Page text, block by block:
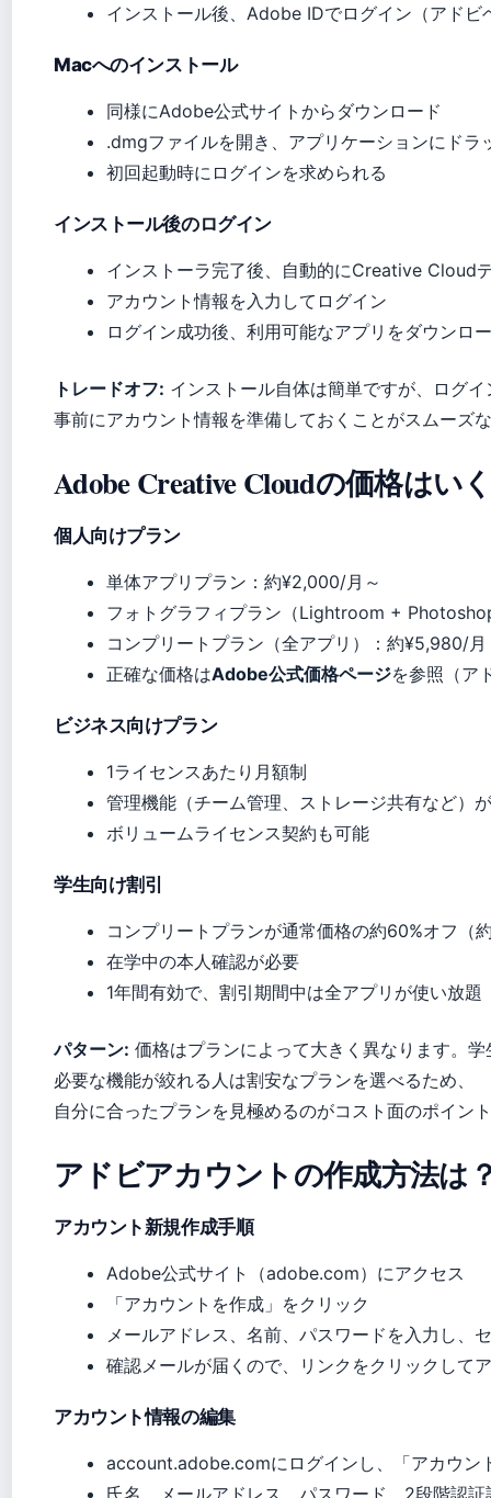
インストール後、Adobe IDでログイン（アドビ
Macへのインストール
同様にAdobe公式サイトからダウンロード
.dmgファイルを開き、アプリケーションにドラ
初回起動時にログインを求められる
インストール後のログイン
インストーラ完了後、自動的にCreative Cloud
アカウント情報を入力してログイン
ログイン成功後、利用可能なアプリをダウンロ
トレードオフ: インストール自体は簡単ですが、ログ
事前にアカウント情報を準備しておくことがスムーズ
Adobe Creative Cloudの価格はい
個人向けプラン
単体アプリプラン：約¥2,000/月～
フォトグラフィプラン（Lightroom +
コンプリートプラン（全アプリ）：約¥5,980/月
正確な価格はAdobe公式価格ページを参照（ア
ビジネス向けプラン
1ライセンスあたり月額制
管理機能（チーム管理、ストレージ共有など）
ボリュームライセンス契約も可能
学生向け割引
コンプリートプランが通常価格の約60%オフ（
在学中の本人確認が必要
1年間有効で、割引期間中は全アプリが使い放題
パターン: 価格はプランによって大きく異なります。
必要な機能が絞れる人は割安なプランを選べるため、
自分に合ったプランを見極めるのがコスト面のポイン
アドビアカウントの作成方法は
アカウント新規作成手順
Adobe公式サイト（adobe.com）にアクセス
「アカウントを作成」をクリック
メールアドレス、名前、パスワードを入力し、
確認メールが届くので、リンクをクリックして
アカウント情報の編集
account.adobe.comにログインし、「アカウン
氏名、メールアドレス、パスワード、2段階認